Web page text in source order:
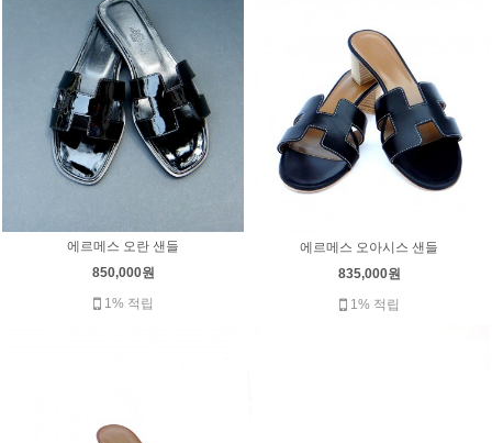
에르메스 오란 샌들
850,000원
1% 적립
에르메스 오아시스 샌들
835,000원
1% 적립